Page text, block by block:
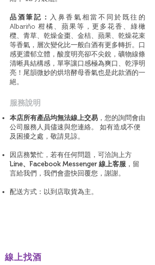
品酒筆記： 入鼻香氣相當不同於既往的
Albariño 柑橘、蘋果等，更多花香、綠橄
欖、青草、乾燥金棗、金桔、蘋果、乾燥花束
等香氣，層次變化比一般白酒有更多轉折。口
感更濃郁立體，酸度明亮卻不尖銳，礦物線條
清晰具結構感，單寧讓口感極為爽口、乾淨明
亮！尾韻微妙的烘培酵母香氣也是此款酒的一
絕。
​服務說明
本店所有產品均無法線上交易 ，您的詢問會由
公司服務人員儘速與您連絡。 如有造成不便
及困擾之處，敬請見諒。
因店務繁忙，若有任何問題，可洽詢上方
Line、Facebook Messenger 線上客服 ，留
言給我們，我們會盡快回覆您，謝謝。
配送方式：以到店取貨為主。
線上找酒